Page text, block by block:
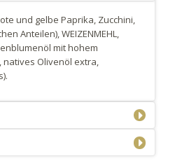
und gelbe Paprika, Zucchini,
Anteilen), WEIZENMEHL,
mit hohem
Olivenöl extra,